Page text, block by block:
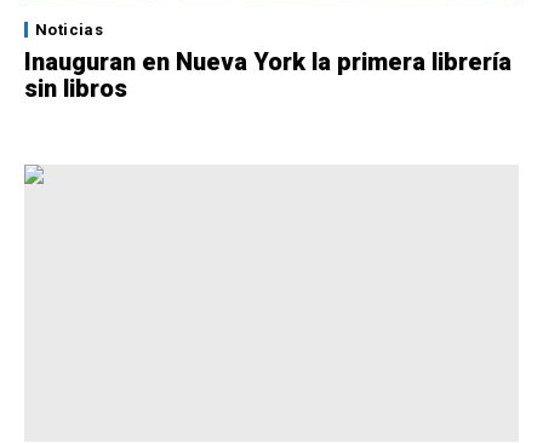
Noticias
Inauguran en Nueva York la primera librería
sin libros